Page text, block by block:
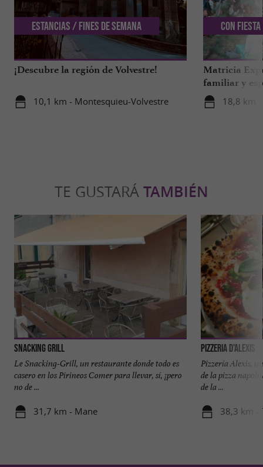
¡Descubre la región de Volvestre!
10,1 km - Montesquieu-Volvestre
Estancias / Fines de semana
Matricia
familiar y
bosque de
18,8 km
Con Fiesta
TE GUSTARÁ TAMBIÉN
Snacking Grill
Le Snacking-Grill, un restaurante donde todo es
casero en los Pirineos Comer para llevar, sí, ¡pero
no de ...
31,7 km - Mane
Pizzeria d'Alexis
Pizzería Alexis,
de la pizza
de la ...
38,3 km -